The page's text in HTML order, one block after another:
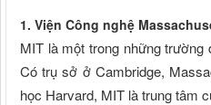
1. Viện Công nghệ
MIT là một trong những trường
Có trụ sở ở Cambridge,
học Harvard, MIT là trung tâm